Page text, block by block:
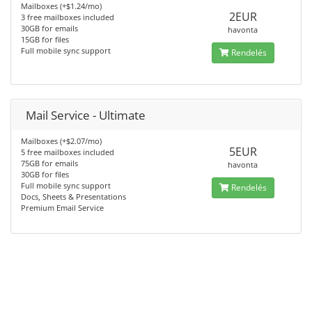
Mailboxes (+$1.24/mo)
3 free mailboxes included
30GB for emails
15GB for files
Full mobile sync support
2EUR
havonta
Rendelés
Mail Service - Ultimate
Mailboxes (+$2.07/mo)
5 free mailboxes included
75GB for emails
30GB for files
Full mobile sync support
Docs, Sheets & Presentations
Premium Email Service
5EUR
havonta
Rendelés